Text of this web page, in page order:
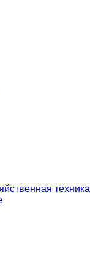
техника